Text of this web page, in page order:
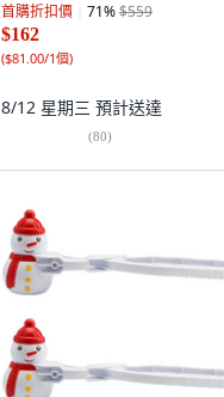
首購折扣價 71%$559
$162
($81.00/1個)
8/12 星期三 預計送達
(80)